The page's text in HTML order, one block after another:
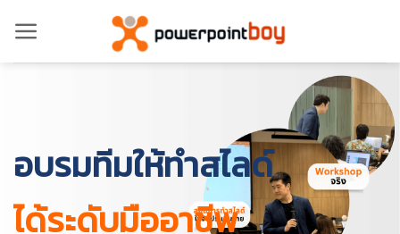
ไป
อบรมทีมให้ทำสไลด์
ได้ระดับมืออาชีพ